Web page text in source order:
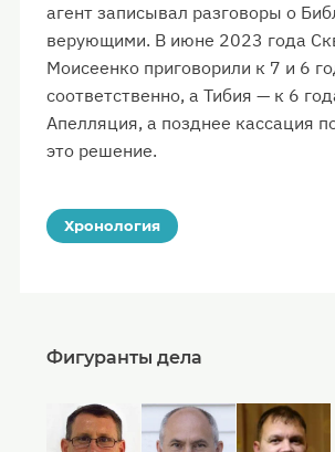
агент записывал разговоры о
верующими. В июне 2023 года
Моисеенко приговорили к 7 и 6
соответственно, а Тибия — к 6
Апелляция, а позднее кассация
это решение.
Хронология
Фигуранты дела